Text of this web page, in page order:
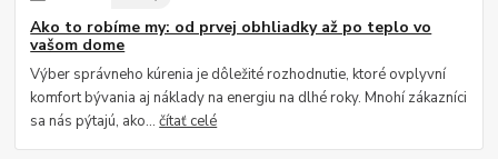
Ako to robíme my: od prvej obhliadky až po teplo vo
vašom dome
Výber správneho kúrenia je dôležité rozhodnutie, ktoré ovplyvní
komfort bývania aj náklady na energiu na dlhé roky. Mnohí zákazníci
sa nás pýtajú, ako...čítať celé